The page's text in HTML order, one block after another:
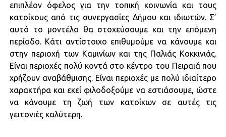
επιπλέον όφελος για την τοπική κοινωνία και τους
κατοίκους από τις συνεργασίες Δήμου και ιδιωτών. Σ’
αυτό το μοντέλο θα στοχεύσουμε και την επόμενη
περίοδο. Κάτι αντίστοιχο επιθυμούμε να κάνουμε και
στην περιοχή των Καμινίων και της Παλιάς Κοκκινιάς.
Είναι περιοχές πολύ κοντά στο κέντρο του Πειραιά που
χρήζουν αναβάθμισης. Είναι περιοχές με πολύ ιδιαίτερο
χαρακτήρα και εκεί φιλοδοξούμε να εστιάσουμε, ώστε
να κάνουμε τη ζωή των κατοίκων σε αυτές τις
γειτονιές καλύτερη.